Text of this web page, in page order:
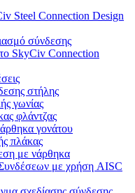
Steel Connection Design
σύνδεσης
SkyCiv Connection
στήλης
γωνίας
φλάντζας
γονάτου
πλάκας
με νάρθηκα
με χρήση AISC